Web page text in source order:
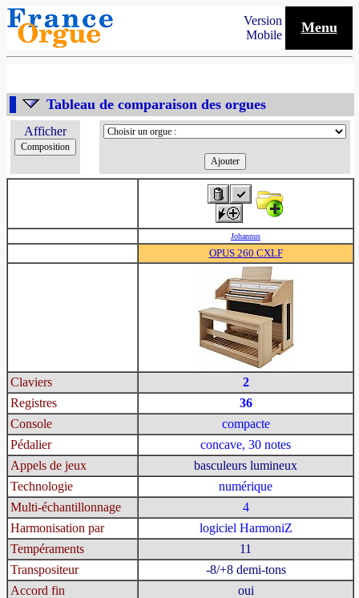
Version
Mobile
Menu
Tableau de comparaison des orgues
Afficher
Johannus
OPUS 260 CXLF
Claviers
2
Registres
36
Console
compacte
Pédalier
concave, 30 notes
Appels de jeux
basculeurs lumineux
Technologie
numérique
Multi-échantillonnage
4
Harmonisation par
logiciel HarmoniZ
Tempéraments
11
Transpositeur
-8/+8 demi-tons
Accord fin
oui